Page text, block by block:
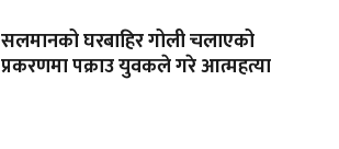
सलमानको घरबाहिर गोली चलाएको
प्रकरणमा पक्राउ युवकले गरे आत्महत्या